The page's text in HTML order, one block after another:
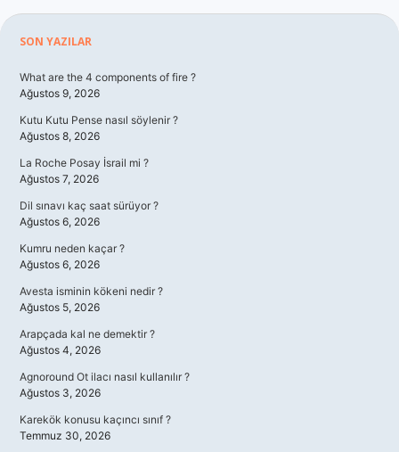
Sidebar
SON YAZILAR
What are the 4 components of fire ?
Ağustos 9, 2026
Kutu Kutu Pense nasıl söylenir ?
Ağustos 8, 2026
La Roche Posay İsrail mi ?
Ağustos 7, 2026
Dil sınavı kaç saat sürüyor ?
Ağustos 6, 2026
Kumru neden kaçar ?
Ağustos 6, 2026
Avesta isminin kökeni nedir ?
Ağustos 5, 2026
Arapçada kal ne demektir ?
Ağustos 4, 2026
Agnoround Ot ilacı nasıl kullanılır ?
Ağustos 3, 2026
Karekök konusu kaçıncı sınıf ?
Temmuz 30, 2026